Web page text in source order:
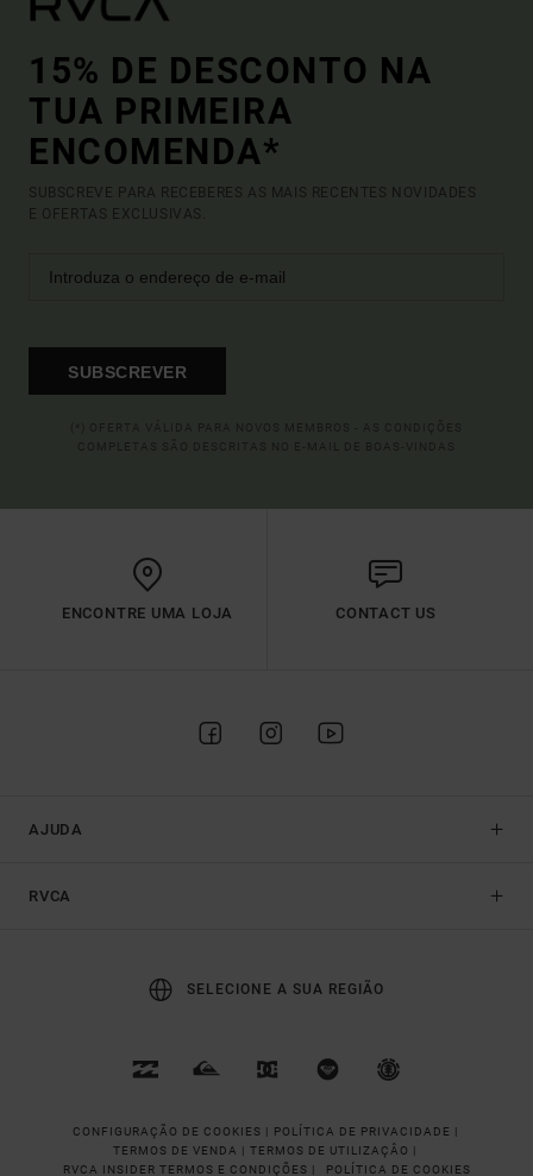
15% DE DESCONTO NA
TUA PRIMEIRA
ENCOMENDA*
SUBSCREVE PARA RECEBERES AS MAIS RECENTES NOVIDADES
E OFERTAS EXCLUSIVAS.
SUBSCREVER
ENCONTRE UMA LOJA CONTACT US
AJUDA
RVCA
SELECIONE A SUA REGIÃO
CONFIGURAÇÃO DE COOKIES | POLÍTICA DE PRIVACIDADE |
TERMOS DE VENDA | TERMOS DE UTILIZAÇÂO |
RVCA INSIDER TERMOS E CONDIÇÕES |
POLÍTICA DE COOKIES